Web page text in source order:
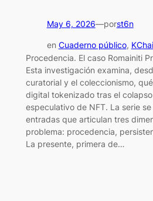
May 6, 2026—porst6n
en Cuaderno público,
Procedencia. El caso Romainiti
Esta investigación examina,
curatorial y el coleccionismo,
digital tokenizado tras el
especulativo de NFT. La serie
entradas que articulan tres
problema: procedencia,
La presente, primera de…